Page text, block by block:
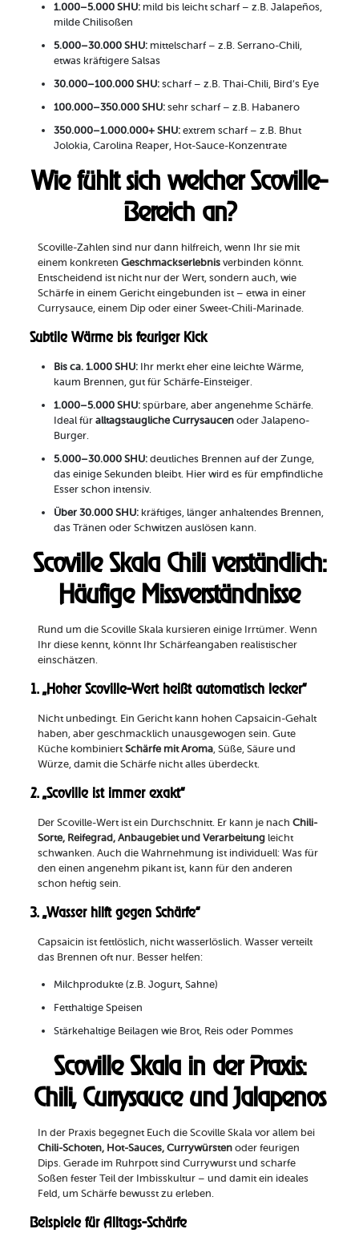
1.000–5.000 SHU:mild bis leicht scharf – z.B. Jalapeños,
milde Chilisoßen
5.000–30.000 SHU:mittelscharf – z.B. Serrano-Chili,
etwas kräftigere Salsas
30.000–100.000 SHU:scharf – z.B. Thai-Chili, Bird’s Eye
100.000–350.000 SHU:sehr scharf – z.B. Habanero
350.000–1.000.000+ SHU:extrem scharf – z.B. Bhut
Jolokia, Carolina Reaper, Hot-Sauce-Konzentrate
Wie fühlt sich welcher Scoville-
Bereich an?
Scoville-Zahlen sind nur dann hilfreich, wenn Ihr sie mit
einem konkreten Geschmackserlebnisverbinden könnt.
Entscheidend ist nicht nur der Wert, sondern auch, wie
Schärfe in einem Gericht eingebunden ist – etwa in einer
Currysauce, einem Dip oder einer Sweet-Chili-Marinade.
Subtile Wärme bis feuriger Kick
Bis ca. 1.000 SHU:Ihr merkt eher eine leichte Wärme,
kaum Brennen, gut für Schärfe-Einsteiger.
1.000–5.000 SHU:spürbare, aber angenehme Schärfe.
Ideal für alltagstaugliche Currysaucenoder Jalapeno-
Burger.
5.000–30.000 SHU:deutliches Brennen auf der Zunge,
das einige Sekunden bleibt. Hier wird es für empfindliche
Esser schon intensiv.
Über 30.000 SHU:kräftiges, länger anhaltendes Brennen,
das Tränen oder Schwitzen auslösen kann.
Scoville Skala Chili verständlich:
Häufige Missverständnisse
Rund um die Scoville Skala kursieren einige Irrtümer. Wenn
Ihr diese kennt, könnt Ihr Schärfeangaben realistischer
einschätzen.
1. „Hoher Scoville-Wert heißt automatisch lecker“
Nicht unbedingt. Ein Gericht kann hohen Capsaicin-Gehalt
haben, aber geschmacklich unausgewogen sein. Gute
Küche kombiniertSchärfe mit Aroma, Süße, Säure und
Würze, damit die Schärfe nicht alles überdeckt.
2. „Scoville ist immer exakt“
Der Scoville-Wert ist ein Durchschnitt. Er kann je nach Chili-
Sorte, Reifegrad, Anbaugebiet und Verarbeitungleicht
schwanken. Auch die Wahrnehmung ist individuell: Was für
den einen angenehm pikant ist, kann für den anderen
schon heftig sein.
3. „Wasser hilft gegen Schärfe“
Capsaicin ist fettlöslich, nicht wasserlöslich. Wasser verteilt
das Brennen oft nur. Besser helfen:
Milchprodukte (z.B. Jogurt, Sahne)
Fetthaltige Speisen
Stärkehaltige Beilagen wie Brot, Reis oder Pommes
Scoville Skala in der Praxis:
Chili, Currysauce und Jalapenos
In der Praxis begegnet Euch die Scoville Skala vor allem bei
Chili-Schoten, Hot-Sauces, Currywürstenoder feurigen
Dips. Gerade im Ruhrpott sind Currywurst und scharfe
Soßen fester Teil der Imbisskultur – und damit ein ideales
Feld, um Schärfe bewusst zu erleben.
Beispiele für Alltags-Schärfe